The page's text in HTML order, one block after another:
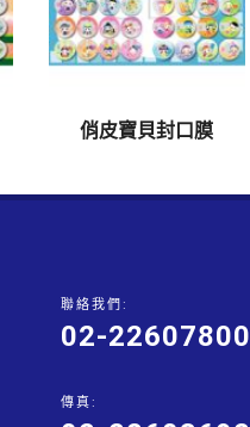
俏皮寶貝封口膜
聯絡我們:
02-22607800
傳真: